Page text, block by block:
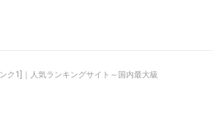
ク1]｜人気ランキングサイト～国内最大級